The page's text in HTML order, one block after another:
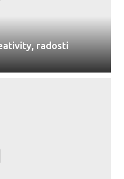
radosti